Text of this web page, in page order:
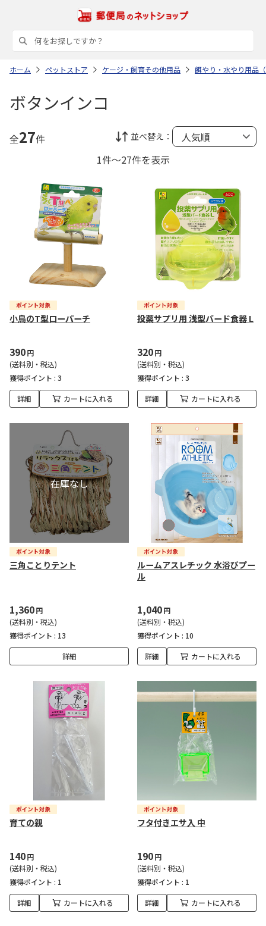
ホーム ペットストア ケージ・飼育その他用品 餌やり・水やり用品
ボタンインコ
全27件 並べ替え：
1件～27件を表示
小鳥のT型ローパーチ
390円
(送料別・税込)
獲得ポイント : 3
詳細 カートに入れる
投薬サプリ用 浅型バード食器 L
320円
(送料別・税込)
獲得ポイント : 3
詳細 カートに入れる
三角ことりテント
1,360円
(送料別・税込)
獲得ポイント : 13
詳細
ルームアスレチック 水浴びプー
ル
1,040円
(送料別・税込)
獲得ポイント : 10
詳細 カートに入れる
育ての親
140円
(送料別・税込)
獲得ポイント : 1
詳細 カートに入れる
フタ付きエサ入 中
190円
(送料別・税込)
獲得ポイント : 1
詳細 カートに入れる